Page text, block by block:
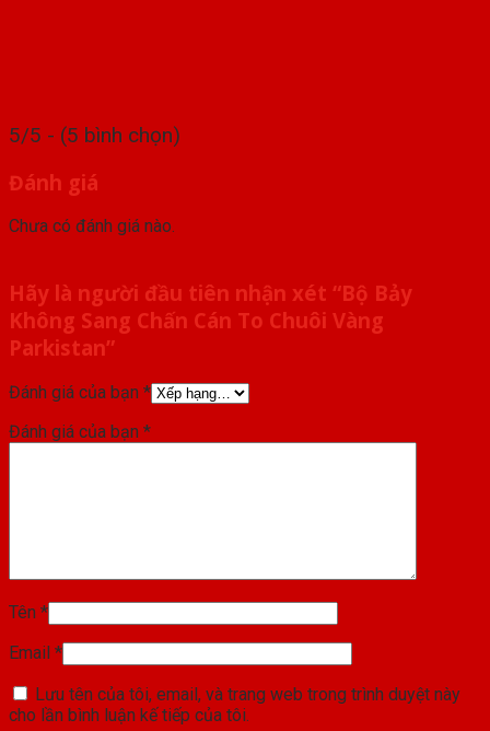
5/5 - (5 bình chọn)
Đánh giá
Chưa có đánh giá nào.
Hãy là người đầu tiên nhận xét “Bộ Bảy
Không Sang Chấn Cán To Chuôi Vàng
Parkistan”
Đánh giá của bạn *
Đánh giá của bạn *
Tên *
Email *
Lưu tên của tôi, email, và trang web trong trình duyệt này
cho lần bình luận kế tiếp của tôi.